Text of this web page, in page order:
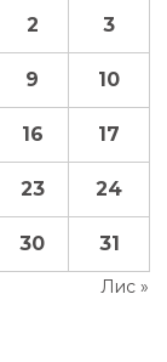
Лис »
2 3
9 10
16 17
23 24
30 31